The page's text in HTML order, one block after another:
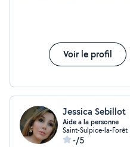
Voir le profil
Jessica Sebillot
Aide a la personne
Saint-Sulpice-la-
-/5